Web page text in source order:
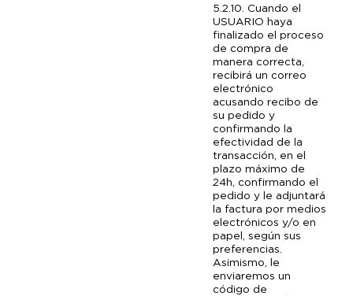
5.2.10. Cuando el
USUARIO haya
finalizado el proceso
de compra de
manera correcta,
recibirá un correo
electrónico
acusando recibo de
su pedido y
confirmando la
efectividad de la
transacción, en el
plazo máximo de
24h, confirmando el
pedido y le adjuntará
la factura por medios
electrónicos y/o en
papel, según sus
preferencias.
Asimismo, le
enviaremos un
código de